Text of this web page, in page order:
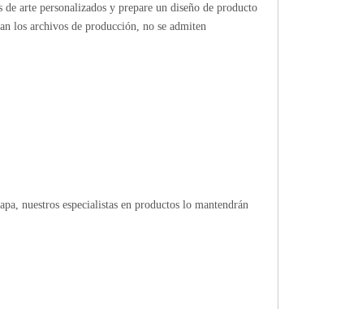
arte personalizados y prepare un diseño de producto
los archivos de producción, no se admiten
nuestros especialistas en productos lo mantendrán